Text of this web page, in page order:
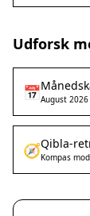
Udforsk
📅August 2026
🧭Qibla-
Kompas